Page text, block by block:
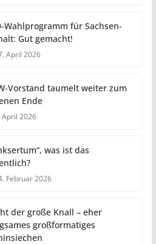
Wahlprogramm für Sachsen-
Gut gemacht!
April 2026
Vorstand taumelt weiter zum
Ende
April 2026
was ist das
Februar 2026
der große Knall – eher
großformatiges